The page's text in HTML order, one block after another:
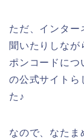
ただ、インター
聞いたりしなが
ポンコードにつ
の公式サイトら
た♪
なので、なたま